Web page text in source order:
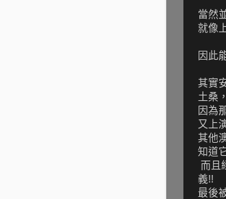
當然
就像
因此
其實
土桑
因為
又上
其他
知道
而且
義!!
最後